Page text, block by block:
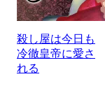
殺し屋は今日も
冷徹皇帝に愛さ
れる